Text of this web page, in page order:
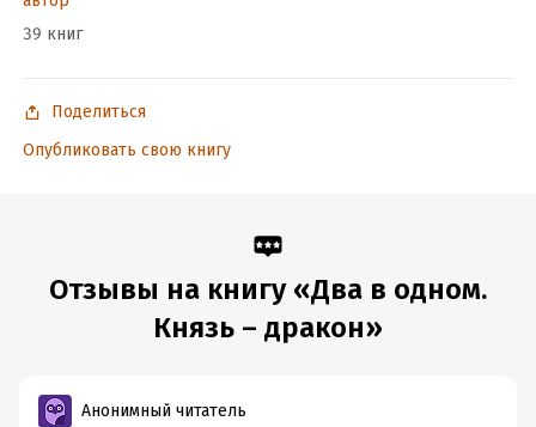
39 книг
Поделиться
Опубликовать свою книгу
Отзывы на книгу «Два в одном.
Князь – дракон»
Анонимный читатель